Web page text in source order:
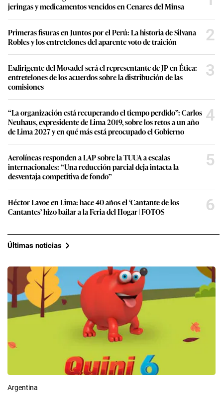
jeringas y medicamentos vencidos en Cenares del Minsa
Primeras fisuras en Juntos por el Perú: La historia de Silvana
Robles y los entretelones del aparente voto de traición
2
Exdirigente del Movadef será el representante de JP en Ética:
entretelones de los acuerdos sobre la distribución de las
comisiones
3
“La organización está recuperando el tiempo perdido”: Carlos
Neuhaus, expresidente de Lima 2019, sobre los retos a un año
de Lima 2027 y en qué más está preocupado el Gobierno
4
Aerolíneas responden a LAP sobre la TUUA a escalas
internacionales: “Una reducción parcial deja intacta la
desventaja competitiva de fondo”
5
Héctor Lavoe en Lima: hace 40 años el ‘Cantante de los
Cantantes’ hizo bailar a la Feria del Hogar | FOTOS
6
Últimas noticias
Argentina